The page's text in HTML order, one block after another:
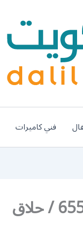
فني كاميرات
صالون رجالي متنقل الظهر / 65588644 / حلاق